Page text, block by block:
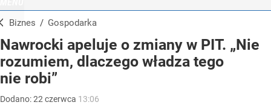
Biznes / Gospodarka
Nawrocki apeluje o zmiany w PIT. „Nie
rozumiem, dlaczego władza tego
nie robi”
Dodano:22 czerwca 13:06